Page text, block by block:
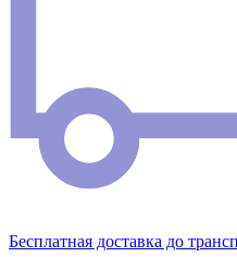
Бесплатная доставка до